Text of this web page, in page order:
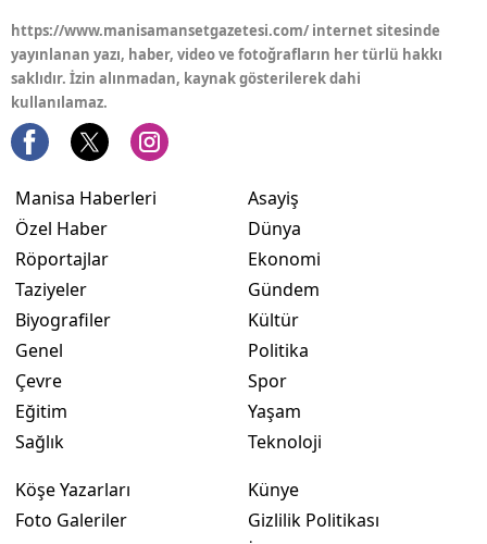
https://www.manisamansetgazetesi.com/ internet sitesinde
yayınlanan yazı, haber, video ve fotoğrafların her türlü hakkı
saklıdır. İzin alınmadan, kaynak gösterilerek dahi
kullanılamaz.
Manisa Haberleri
Özel Haber
Röportajlar
Taziyeler
Biyografiler
Genel
Çevre
Eğitim
Sağlık
Asayiş
Dünya
Ekonomi
Gündem
Kültür
Politika
Spor
Yaşam
Teknoloji
Köşe Yazarları
Foto Galeriler
Künye
Gizlilik Politikası